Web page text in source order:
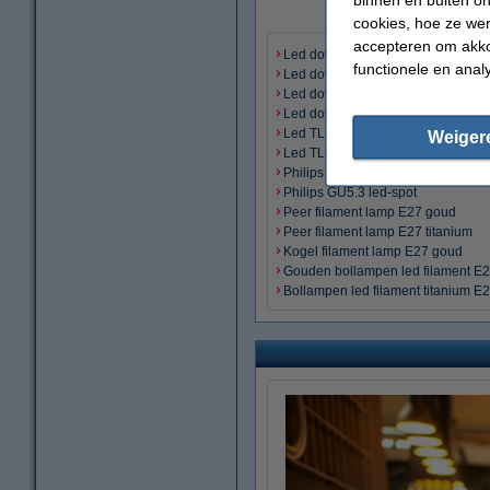
Led downlight inbouw rond
Led downlight inbouw vierkant
Led downlight opbouw rond
Led downlight opbouw vierkant
Led TL buis S14d
Led TL buis S14s
Philips GU10 led-spot
Philips GU5.3 led-spot
Peer filament lamp E27 goud
Peer filament lamp E27 titanium
Kogel filament lamp E27 goud
Gouden bollampen led filament
Bollampen led filament titanium
cookies, hoe ze
accepteren om
functionele en